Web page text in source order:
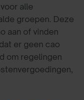
alle
groepen. Deze
aan of vinden
er geen cao
om regelingen